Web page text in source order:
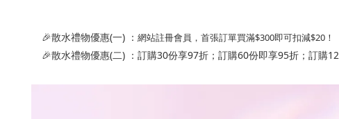
🎉散水禮物優惠(一) ： 網站註冊會員，首張訂單買滿$300即可扣減$20！
🎉散水禮物優惠(二) ： 訂購30份享97折；訂購60份即享95折；訂購